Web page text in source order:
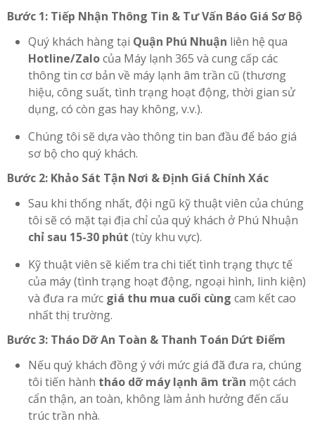
Bước 1: Tiếp Nhận Thông Tin & Tư Vấn Báo Giá Sơ Bộ
Quý khách hàng tại Quận Phú Nhuận liên hệ qua
Hotline/Zalocủa Máy lạnh 365 và cung cấp các
thông tin cơ bản về máy lạnh âm trần cũ (thương
hiệu, công suất, tình trạng hoạt động, thời gian sử
dụng, có còn gas hay không, v.v.).
Chúng tôi sẽ dựa vào thông tin ban đầu để báo giá
sơ bộ cho quý khách.
Bước 2: Khảo Sát Tận Nơi & Định Giá Chính Xác
Sau khi thống nhất, đội ngũ kỹ thuật viên của chúng
tôi sẽ có mặt tại địa chỉ của quý khách ở Phú Nhuận
chỉ sau 15-30 phút (tùy khu vực).
Kỹ thuật viên sẽ kiểm tra chi tiết tình trạng thực tế
của máy (tình trạng hoạt động, ngoại hình, linh kiện)
và đưa ra mức giá thu mua cuối cùng cam kết cao
nhất thị trường.
Bước 3: Tháo Dỡ An Toàn & Thanh Toán Dứt Điểm
Nếu quý khách đồng ý với mức giá đã đưa ra, chúng
tôi tiến hành tháo dỡ máy lạnh âm trần một cách
cẩn thận, an toàn, không làm ảnh hưởng đến cấu
trúc trần nhà.